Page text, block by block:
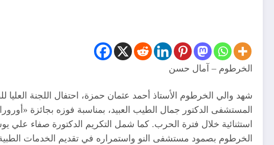
الخرطوم – آمال حسن
شهد والي الخرطوم الأستاذ أحمد عثمان حمزة، احتفال اللجنة العليا
الخرطوم بصمود مستشفى النو واستمراره في تقديم الخدمات